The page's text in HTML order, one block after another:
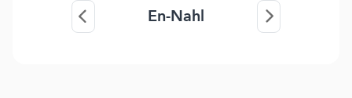
En-Nahl